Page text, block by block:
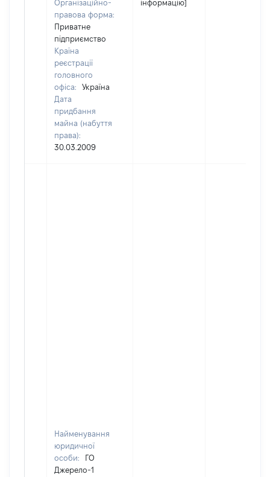
Організаційно-
правова форма:
Приватне
підприємство
Країна
реєстрації
головного
офіса:
Україна
Дата
придбання
майна (набуття
права):
30.03.2009
інформацію]
Найменування
юридичної
особи:
ГО
Джерело-1